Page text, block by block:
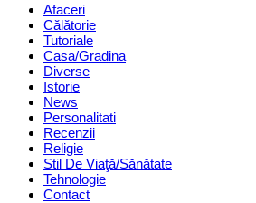
Menu Afaceri
Călătorie
Tutoriale
Casa/Gradina
Diverse
Istorie
News
Personalitati
Recenzii
Religie
Stil De Viaţă/Sănătate
Tehnologie
Contact